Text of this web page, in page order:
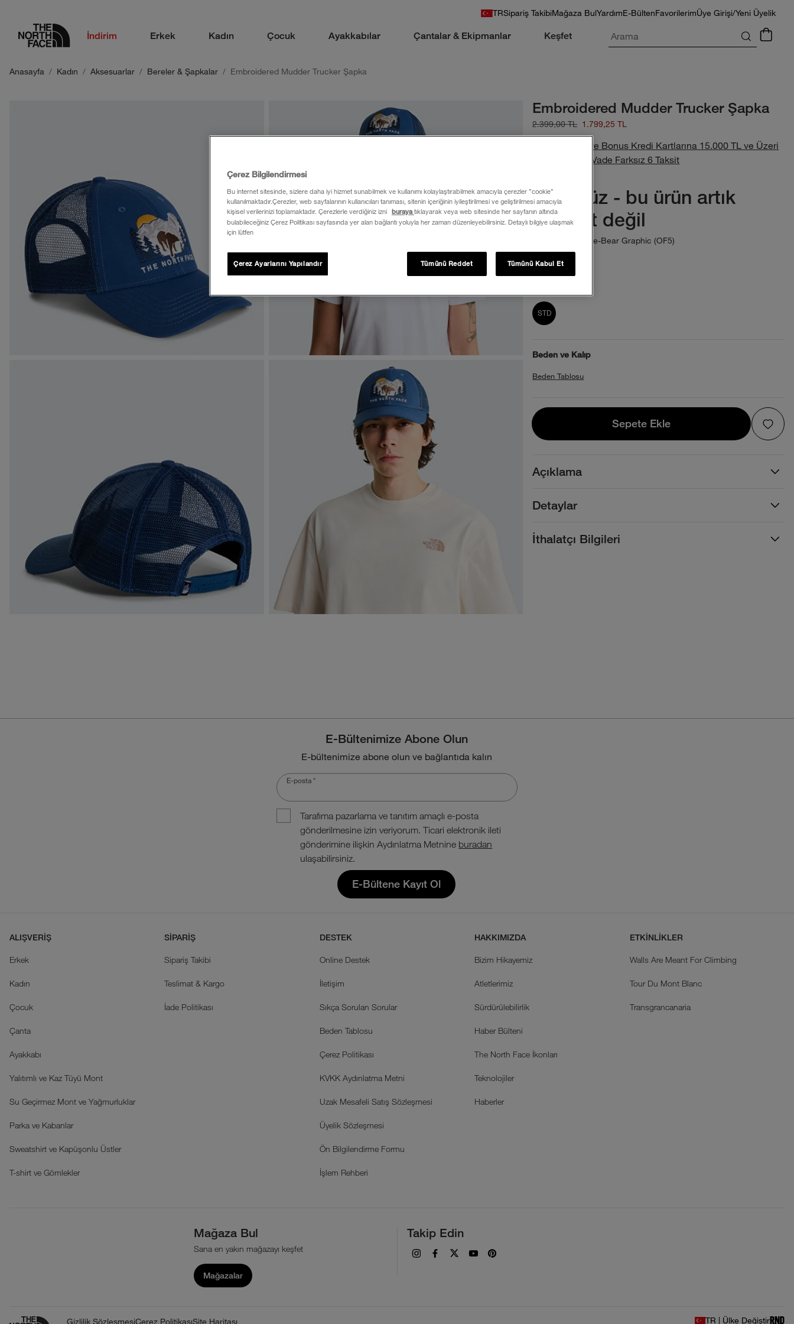
TRSipariş TakibiMağaza BulYardımE-BültenFavorilerimÜye Girişi/Yeni Üyelik
logoİndirim Erkek Kadın Çocuk Ayakkabılar Çantalar & Ekipmanlar Keşfet Arama
Anasayfa Kadın Aksesuarlar Bereler & Şapkalar Embroidered Mudder Trucker Şapka
Embroidered Mudder Trucker Şapka
1.799,25 TL
2.399,00 TL
World, Axess ve Bonus Kredi Kartlarına 15.000 TL ve Üzeri
Alışverişlerde Vade Farksız 6 Taksit
Üzgünüz - bu ürün artık
mevcut değil
Shady Blue-Bear Graphic (OF5)
STD
Beden ve Kalıp
Beden Tablosu
Sepete Ekle
Sepete Ekle
Açıklama
Detaylar
İthalatçı Bilgileri
E-Bültenimize Abone Olun
E-bültenimize abone olun ve bağlantıda kalın
E-posta *
Tarafıma pazarlama ve tanıtım amaçlı e-posta
gönderilmesine izin veriyorum. Ticari elektronik ileti
gönderimine ilişkin Aydınlatma Metnine buradan
ulaşabilirsiniz.
E-Bültene Kayıt Ol
ALIŞVERİŞ
Erkek
Kadın
Çocuk
Çanta
Ayakkabı
Yalıtımlı ve Kaz Tüyü Mont
Su Geçirmez Mont ve Yağmurluklar
Parka ve Kabanlar
Sweatshirt ve Kapüşonlu Üstler
T-shirt ve Gömlekler
SİPARİŞ
Sipariş Takibi
Teslimat & Kargo
İade Politikası
DESTEK
Online Destek
İletişim
Sıkça Sorulan Sorular
Beden Tablosu
Çerez Politikası
KVKK Aydınlatma Metni
Uzak Mesafeli Satış Sözleşmesi
Üyelik Sözleşmesi
Ön Bilgilendirme Formu
İşlem Rehberi
HAKKIMIZDA
Bizim Hikayemiz
Atletlerimiz
Sürdürülebilirlik
Haber Bülteni
The North Face İkonları
Teknolojiler
Haberler
ETKİNLİKLER
Walls Are Meant For Climbing
Tour Du Mont Blanc
Transgrancanaria
Mağaza Bul
Sana en yakın mağazayı keşfet
Mağazalar
Takip Edin
Gizlilik SözleşmesiÇerez PolitikasıSite Haritası TR | Ülke Değiştir
Çerez Bilgilendirmesi
Bu internet sitesinde, sizlere daha iyi hizmet sunabilmek ve kullanımı kolaylaştırabilmek amacıyla çerezler ”cookie”
kullanılmaktadır.Çerezler, web sayfalarının kullanıcıları tanıması, sitenin içeriğinin iyileştirilmesi ve geliştirilmesi amacıyla
kişisel verilerinizi toplamaktadır. Çerezlerle verdiğiniz izni
burayatıklayarak veya web sitesinde her sayfanın altında
bulabileceğiniz Çerez Politikası sayfasında yer alan bağlantı yoluyla her zaman düzenleyebilirsiniz. Detaylı bilgiye ulaşmak
için lütfen
Tümünü Reddet Tümünü Kabul Et
Çerez Ayarlarını Yapılandır